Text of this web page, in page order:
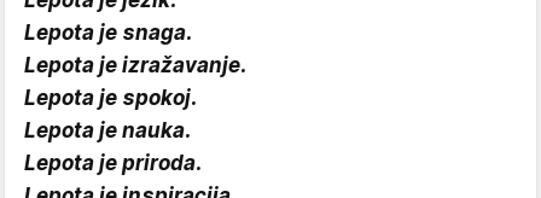
Lepota je snaga.
Lepota je izražavanje.
Lepota je spokoj.
Lepota je nauka.
Lepota je priroda.